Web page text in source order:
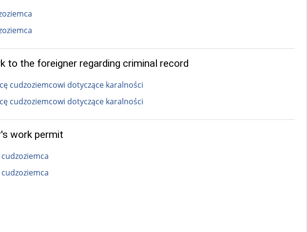
the foreigner regarding criminal record
cudzoziemcowi dotyczące karalności
cudzoziemcowi dotyczące karalności
work permit